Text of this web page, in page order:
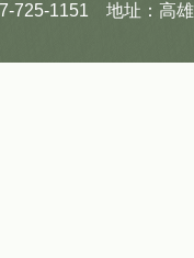
725-1151 地址：高